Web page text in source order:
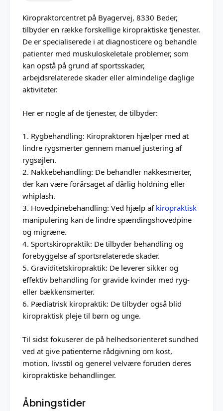
Kiropraktorcentret på Byagervej, 8330 Beder,
tilbyder en række forskellige kiropraktiske tjenester.
De er specialiserede i at diagnosticere og behandle
patienter med muskuloskeletale problemer, som
kan opstå på grund af sportsskader,
arbejdsrelaterede skader eller almindelige daglige
aktiviteter.
Her er nogle af de tjenester, de tilbyder:
1. Rygbehandling: Kiropraktoren hjælper med at
lindre rygsmerter gennem manuel justering af
rygsøjlen.
2. Nakkebehandling: De behandler nakkesmerter,
der kan være forårsaget af dårlig holdning eller
whiplash.
3. Hovedpinebehandling: Ved hjælp af kiropraktisk
manipulering kan de lindre spændingshovedpine
og migræne.
4. Sportskiropraktik: De tilbyder behandling og
forebyggelse af sportsrelaterede skader.
5. Graviditetskiropraktik: De leverer sikker og
effektiv behandling for gravide kvinder med ryg-
eller bækkensmerter.
6. Pædiatrisk kiropraktik: De tilbyder også blid
kiropraktisk pleje til børn og unge.
Til sidst fokuserer de på helhedsorienteret sundhed
ved at give patienterne rådgivning om kost,
motion, livsstil og generel velvære foruden deres
kiropraktiske behandlinger.
Åbningstider